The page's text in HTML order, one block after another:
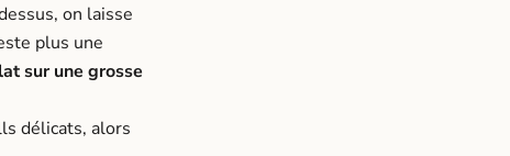
on laisse
plus une
sur une grosse
délicats, alors